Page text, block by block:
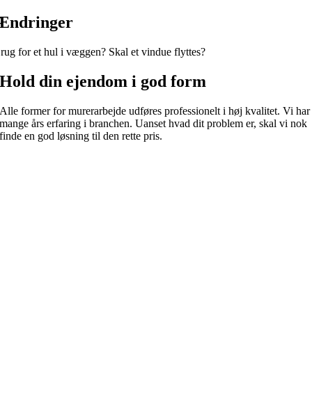
for et hul i væggen? Skal et vindue flyttes?
Hold din ejendom i god form
Alle former for murerarbejde udføres professionelt i høj kvalitet. Vi har
mange års erfaring i branchen. Uanset hvad dit problem er, skal vi nok
finde en god løsning til den rette pris.